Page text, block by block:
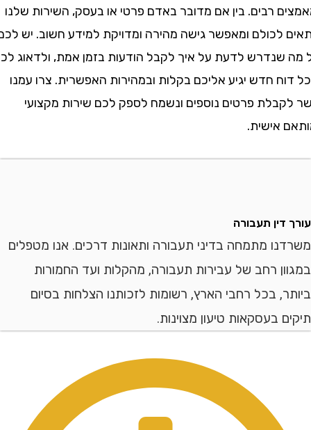
רבים. בין אם מדובר באדם פרטי או בעסק, השירות שלנו
ומאפשר גישה מהירה ומדויקת למידע חשוב. יש לכם
לדעת על איך לקבל הודעות בזמן אמת, ולדאוג לכך
חדש יגיע אליכם בקלות ובמהירות האפשרית. צרו עמנו
פרטים נוספים ונשמח לספק לכם שירות מקצועי
אישית.
תעבורה
מתמחה בדיני תעבורה ותאונות דרכים. אנו מטפלים
רחב של עבירות תעבורה, מהקלות ועד החמורות
בכל רחבי הארץ, רשומות לזכותנו הצלחות בסיום
בעסקאות טיעון מצוינות.